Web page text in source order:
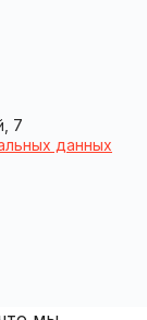
7
данных